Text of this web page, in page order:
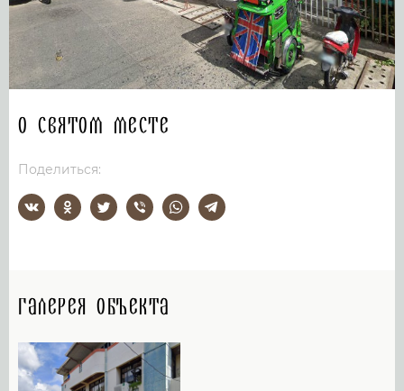
О святом месте
Поделиться:
Галерея объекта